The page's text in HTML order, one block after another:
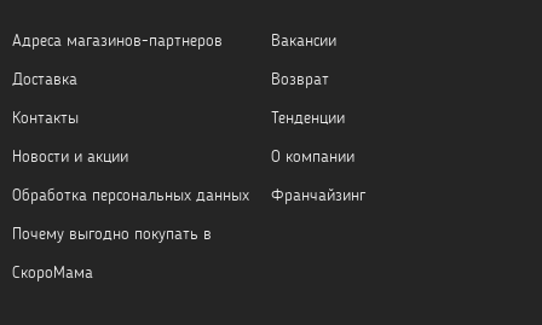
Адреса магазинов-партнеров
Вакансии
Доставка
Возврат
Контакты
Тенденции
Новости и акции
О компании
Обработка персональных данных
Франчайзинг
Почему выгодно покупать в
СкороМама